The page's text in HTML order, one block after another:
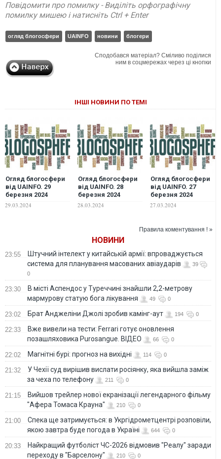
Повідомити про помилку - Виділіть орфографічну
помилку мишею і натисніть Ctrl + Enter
огляд блогосфери UAINFO новини блогери
Сподобався матеріал? Сміливо поділися
ним в соцмережах через ці кнопки
ІНШІ НОВИНИ ПО ТЕМІ
Огляд блогосфери
від UAINFO. 29
березня 2024
29.03.2024
Огляд блогосфери
від UAINFO. 28
березня 2024
28.03.2024
Огляд блогосфери
від UAINFO. 27
березня 2024
27.03.2024
Правила коментування ! »
НОВИНИ
23:55
Штучний інтелект у китайській армії: впроваджується
система для планування масованих авіаударів
39
0
23:30
В місті Аспендос у Туреччині знайшли 2,2-метрову
мармурову статую бога лікування
49 0
23:02 Брат Анджеліни Джолі зробив камінг-аут 194 0
22:33
Вже вивели на тести: Ferrari готує оновлення
позашляховика Purosangue. ВІДЕО
66 0
22:02 Магнітні бурі: прогноз на вихідні 114 0
21:32
У Чехії суд вирішив вислати росіянку, яка вийшла заміж
за чеха по телефону
211 0
21:15
Вийшов трейлер нової екранізації легендарного фільму
"Афера Томаса Крауна"
210 0
21:00
Спека ще затримується: в Укргідрометцентрі розповіли,
якою завтра буде погода в Україні
644 0
20:33
Найкращий футболіст ЧС-2026 відмовив "Реалу" заради
переходу в "Барселону"
210 0